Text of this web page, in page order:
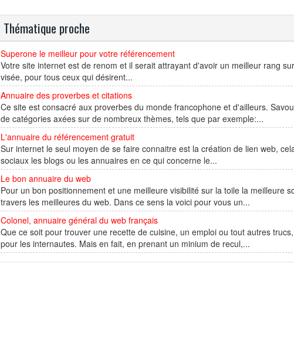
Thématique proche
Superone le meilleur pour votre référencement
Votre site internet est de renom et il serait attrayant d'avoir un meilleur rang
visée, pour tous ceux qui désirent...
Annuaire des proverbes et citations
Ce site est consacré aux proverbes du monde francophone et d'ailleurs.
de catégories axées sur de nombreux thèmes, tels que par exemple:...
L'annuaire du référencement gratuit
Sur internet le seul moyen de se faire connaitre est la création de lien web,
sociaux les blogs ou les annuaires en ce qui concerne le...
Le bon annuaire du web
Pour un bon positionnement et une meilleure visibilité sur la toile la meilleure
travers les meilleures du web. Dans ce sens la voici pour vous un...
Colonel, annuaire général du web français
Que ce soit pour trouver une recette de cuisine, un emploi ou tout autres
pour les internautes. Mais en fait, en prenant un minium de recul,...